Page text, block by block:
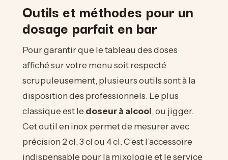
Outils et méthodes pour un
dosage parfait en bar
Pour garantir que le tableau des doses
affiché sur votre menu soit respecté
scrupuleusement, plusieurs outils sont à la
disposition des professionnels. Le plus
classique est le doseur à alcool, ou jigger.
Cet outil en inox permet de mesurer avec
précision 2 cl, 3 cl ou 4 cl. C’est l’accessoire
indispensable pour la mixologie et le service